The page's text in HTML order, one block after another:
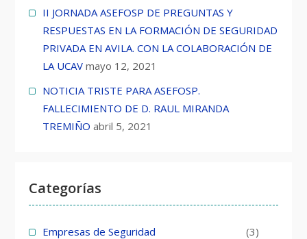
II JORNADA ASEFOSP DE PREGUNTAS Y
RESPUESTAS EN LA FORMACIÓN DE SEGURIDAD
PRIVADA EN AVILA. CON LA COLABORACIÓN DE
LA UCAV mayo 12, 2021
NOTICIA TRISTE PARA ASEFOSP.
FALLECIMIENTO DE D. RAUL MIRANDA
TREMIÑO abril 5, 2021
Categorías
Empresas de Seguridad
(3)